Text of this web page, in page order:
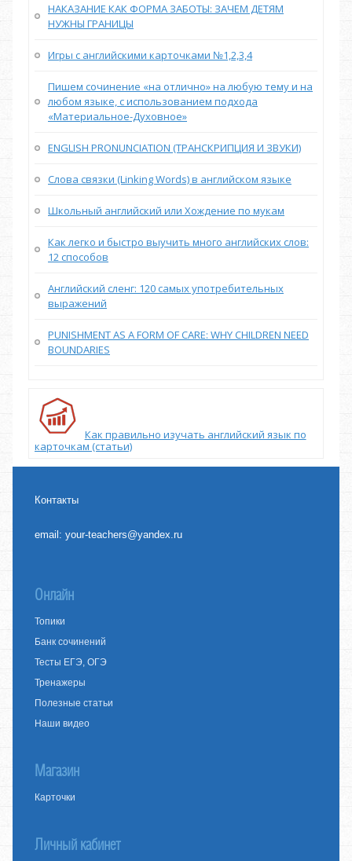
НАКАЗАНИЕ КАК ФОРМА ЗАБОТЫ: ЗАЧЕМ ДЕТЯМ
НУЖНЫ ГРАНИЦЫ
Игры с английскими карточками №1,2,3,4
Пишем сочинение «на отлично» на любую тему и на
любом языке, с использованием подхода
«Материальное-Духовное»
ENGLISH PRONUNCIATION (ТРАНСКРИПЦИЯ И ЗВУКИ)
Слова связки (Linking Words) в английском языке
Школьный английский или Хождение по мукам
Как легко и быстро выучить много английских слов:
12 способов
Английский сленг: 120 самых употребительных
выражений
PUNISHMENT AS A FORM OF CARE: WHY CHILDREN NEED
BOUNDARIES
Как правильно изучать английский язык по
карточкам (статьи)
Контакты
email:your-teachers@yandex.ru
Онлайн
Топики
Банк сочинений
Тесты ЕГЭ, ОГЭ
Тренажеры
Полезные статьи
Наши видео
Магазин
Карточки
Личный кабинет